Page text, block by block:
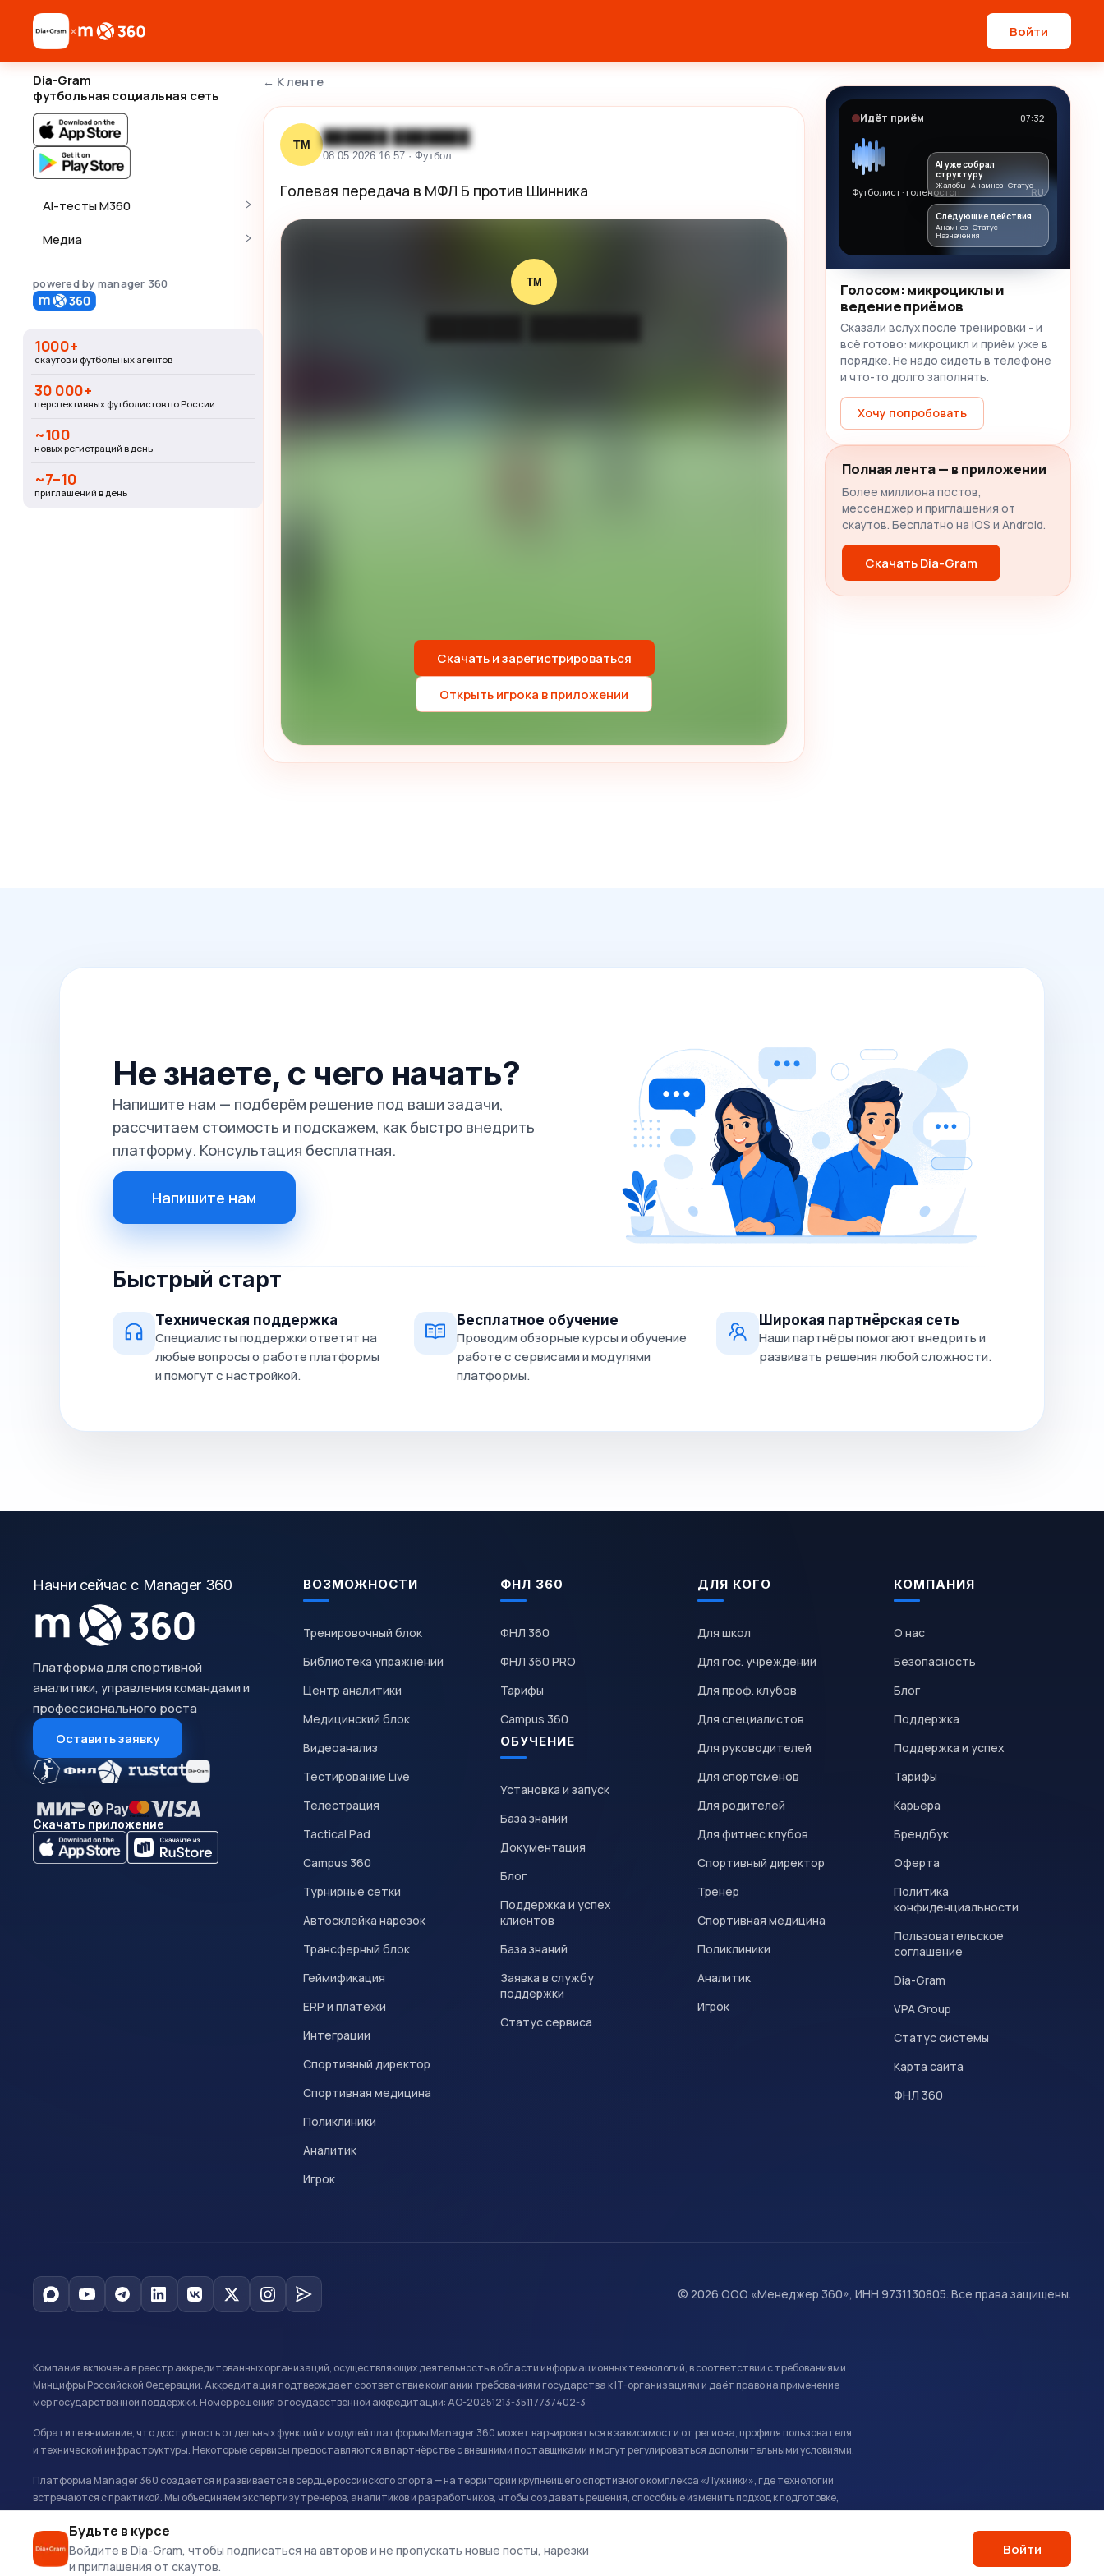
× Войти
Dia-Gram
футбольная социальная сеть
AI-тесты M360
Медиа
powered by manager 360
1000+
скаутов и футбольных агентов
30 000+
перспективных футболистов по России
~100
новых регистраций в день
~7–10
приглашений в день
← К ленте
ТМ ██████ ███████
08.05.2026 16:57 · Футбол
Голевая передача в МФЛ Б против Шинника
ТМ
Скачать и зарегистрироваться
Открыть игрока в приложении
Идёт приём 07:32
Футболист · голеностоп RU
AI уже собрал
структуру
Жалобы · Анамнез · Статус
Следующие действия
Анамнез · Статус ·
Назначения
Голосом: микроциклы и
ведение приёмов
Сказали вслух после тренировки - и
всё готово: микроцикл и приём уже в
порядке. Не надо сидеть в телефоне
и что-то долго заполнять.
Хочу попробовать
Полная лента — в приложении
Более миллиона постов,
мессенджер и приглашения от
скаутов. Бесплатно на iOS и Android.
Скачать Dia-Gram
Будьте в курсе
Войдите в Dia-Gram, чтобы подписаться на авторов и не пропускать новые посты, нарезки
и приглашения от скаутов.
Войти
Не знаете, с чего начать?
Напишите нам — подберём решение под ваши задачи,
рассчитаем стоимость и подскажем, как быстро внедрить
платформу. Консультация бесплатная.
Напишите нам
Быстрый старт
Техническая поддержка
Специалисты поддержки ответят на
любые вопросы о работе платформы
и помогут с настройкой.
Бесплатное обучение
Проводим обзорные курсы и обучение
работе с сервисами и модулями
платформы.
Широкая партнёрская сеть
Наши партнёры помогают внедрить и
развивать решения любой сложности.
Начни сейчас с Manager 360
Платформа для спортивной
аналитики, управления командами и
профессионального роста
Оставить заявку
Скачать приложение
ВОЗМОЖНОСТИ
Тренировочный блок
Библиотека упражнений
Центр аналитики
Медицинский блок
Видеоанализ
Тестирование Live
Телестрация
Tactical Pad
Campus 360
Турнирные сетки
Автосклейка нарезок
Трансферный блок
Геймификация
ERP и платежи
Интеграции
Спортивный директор
Спортивная медицина
Поликлиники
Аналитик
Игрок
ФНЛ 360
ФНЛ 360
ФНЛ 360 PRO
Тарифы
Campus 360
ОБУЧЕНИЕ
Установка и запуск
База знаний
Документация
Блог
Поддержка и успех
клиентов
База знаний
Заявка в службу
поддержки
Статус сервиса
ДЛЯ КОГО
Для школ
Для гос. учреждений
Для проф. клубов
Для специалистов
Для руководителей
Для спортсменов
Для родителей
Для фитнес клубов
Спортивный директор
Тренер
Спортивная медицина
Поликлиники
Аналитик
Игрок
КОМПАНИЯ
О нас
Безопасность
Блог
Поддержка
Поддержка и успех
Тарифы
Карьера
Брендбук
Оферта
Политика
конфиденциальности
Пользовательское
соглашение
Dia-Gram
VPA Group
Статус системы
Карта сайта
ФНЛ 360
© 2026 ООО «Менеджер 360», ИНН 9731130805. Все права защищены.
Компания включена в реестр аккредитованных организаций, осуществляющих деятельность в области информационных технологий, в соответствии с требованиями
Минцифры Российской Федерации. Аккредитация подтверждает соответствие компании требованиям государства к IT-организациям и даёт право на применение
мер государственной поддержки. Номер решения о государственной аккредитации: АО-20251213-35117737402-3
Обратите внимание, что доступность отдельных функций и модулей платформы Manager 360 может варьироваться в зависимости от региона, профиля пользователя
и технической инфраструктуры. Некоторые сервисы предоставляются в партнёрстве с внешними поставщиками и могут регулироваться дополнительными условиями.
Платформа Manager 360 создаётся и развивается в сердце российского спорта — на территории крупнейшего спортивного комплекса «Лужники», где технологии
встречаются с практикой. Мы объединяем экспертизу тренеров, аналитиков и разработчиков, чтобы создавать решения, способные изменить подход к подготовке,
развитию и управлению в спорте.
Офис: г. Москва, Олимпийский комплекс «Лужники», Большая спортивная арена, ул. Лужники 24с1.